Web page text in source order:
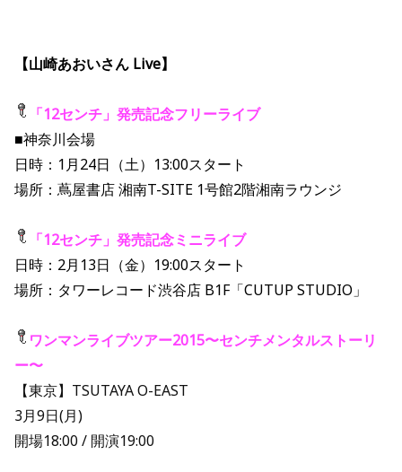
【山崎あおいさん Live】
「12センチ」発売記念フリーライブ
■神奈川会場
日時：1月24日（土）13:00スタート
場所：蔦屋書店 湘南T-SITE 1号館2階湘南ラウンジ
「12センチ」発売記念ミニライブ
日時：2月13日（金）19:00スタート
場所：タワーレコード渋谷店 B1F「CUTUP STUDIO」
ワンマンライブツアー2015〜センチメンタルストーリ
ー〜
【東京】TSUTAYA O-EAST
3月9日(月)
開場18:00 / 開演19:00